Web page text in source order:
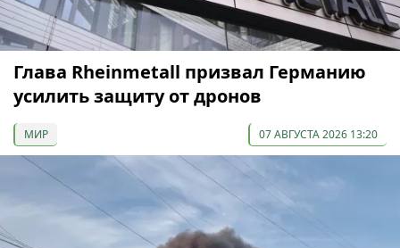
Глава Rheinmetall призвал Германию
усилить защиту от дронов
МИР 07 АВГУСТА 2026 13:20